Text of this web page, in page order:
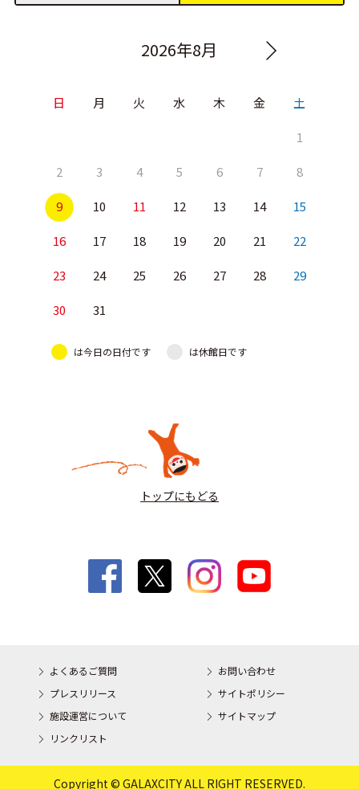
2026年8月
日 月 火 水 木 金 土
1
2 3 4 5 6 7 8
9 10 11 12 13 14 15
16 17 18 19 20 21 22
23 24 25 26 27 28 29
30 31
は今日の日付です は休館日です
トップにもどる
よくあるご質問
お問い合わせ
プレスリリース
サイトポリシー
施設運営について
サイトマップ
リンクリスト
Copyright © GALAXCITY ALL RIGHT RESERVED.